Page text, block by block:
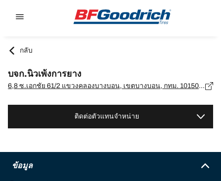
กลับ
บจก.นิวเพ้งการยาง
6,8 ซ.เอกชัย 61/2 แขวงคลองบางบอน, เขตบางบอน, กทม. 10150, เขตบางบอน - 10150
ติดต่อตัวแทนจำหน่าย
ข้อมูล